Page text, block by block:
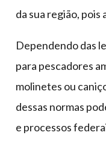
da sua região, pois
Dependendo das
para pescadores
molinetes ou
dessas normas
e processos